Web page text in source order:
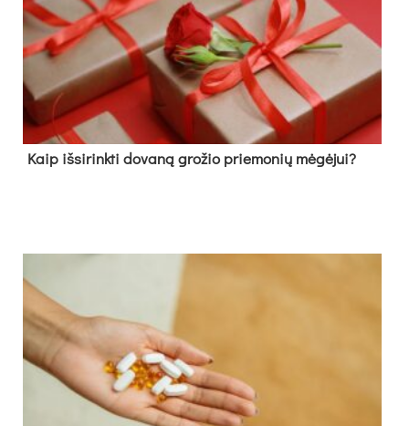
Kaip išsirinkti dovaną grožio priemonių mėgėjui?